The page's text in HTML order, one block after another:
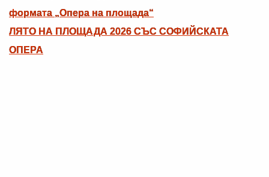
формата „Опера на площада“
ЛЯТО НА ПЛОЩАДА 2026 СЪС СОФИЙСКАТА
ОПЕРА